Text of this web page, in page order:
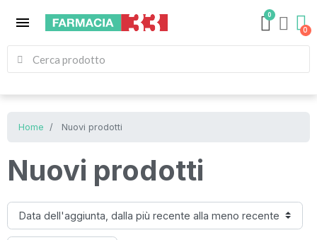
menu 0
Home Nuovi prodotti
Nuovi prodotti